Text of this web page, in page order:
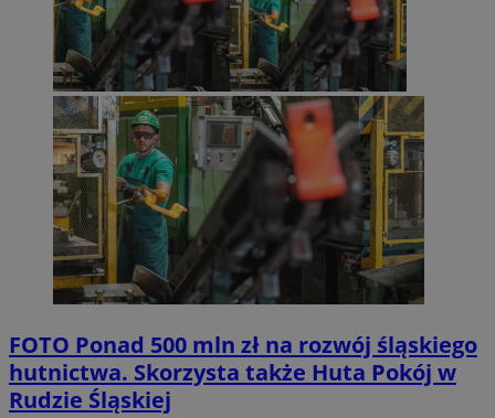
FOTO Ponad 500 mln zł na rozwój śląskiego
hutnictwa. Skorzysta także Huta Pokój w
Rudzie Śląskiej